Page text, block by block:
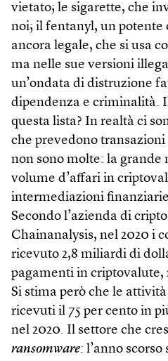
vietato; le sigarette, che
noi; il fentanyl, un potente
ancora legale, che si usa
ma nelle sue versioni
un’ondata di distruzione
dipendenza e criminalità.
questa lista? In realtà ci
che prevedono
non sono molte: la grande
volume d’affari in
intermediazioni
Secondo l’azienda di
Chainanalysis, nel 2020 i
ricevuto 2,8 miliardi di
pagamenti in criptovalute,
Si stima però che le
ricevuti il 75 per cento in
nel 2020. Il settore che
ransomware: l’anno